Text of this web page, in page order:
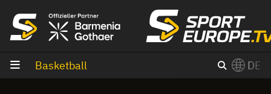
Basketball DE